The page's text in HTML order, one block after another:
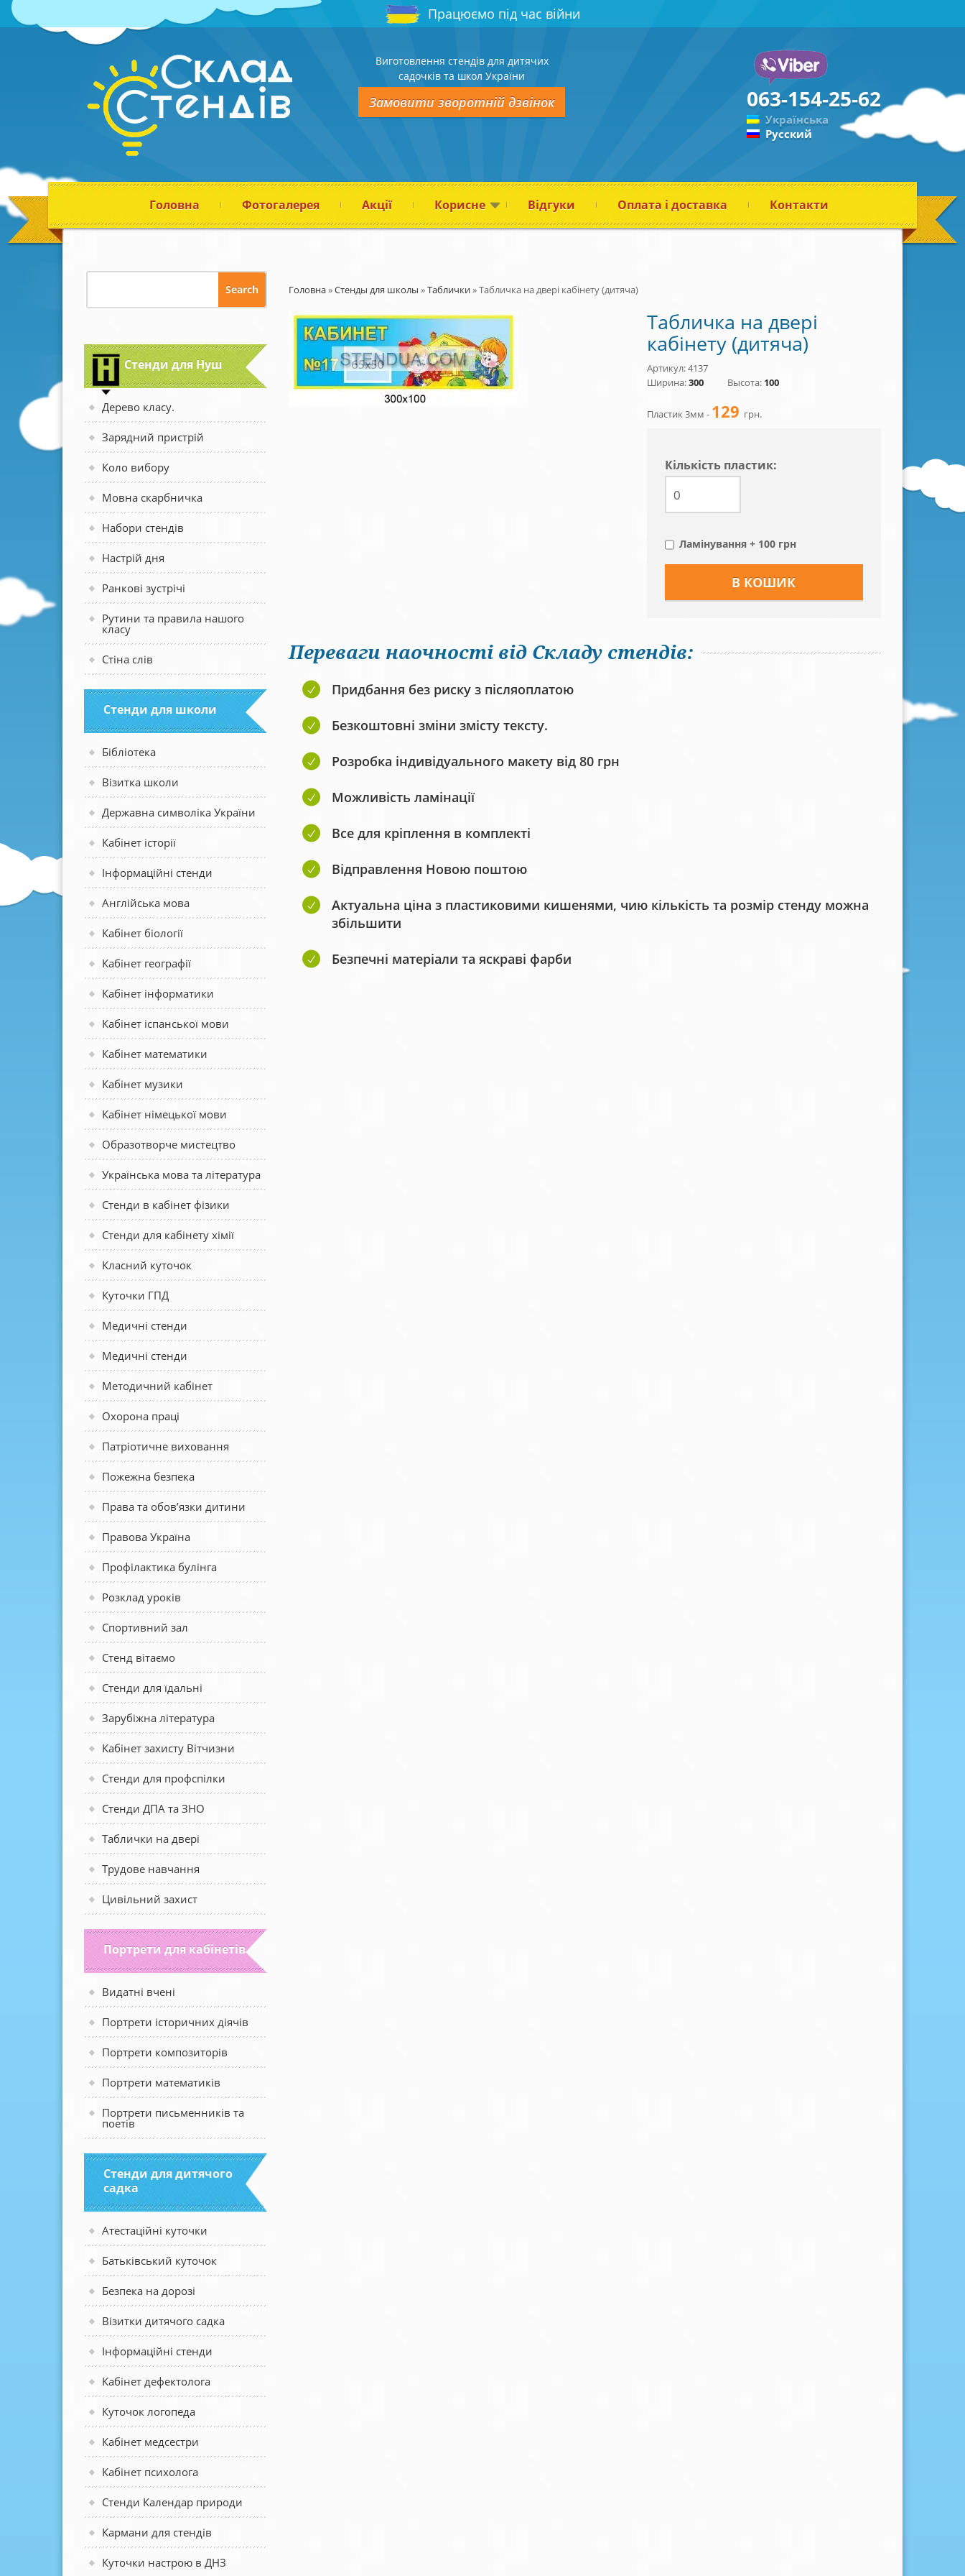
Працюємо під час війни
Виготовлення стендів для дитячих
садочків та школ України
Замовити зворотній дзвінок 063-154-25-62
Українська
Русский
Головна Фотогалерея Акції Корисне Відгуки Оплата і доставка Контакти
Стенди для Нуш
Дерево класу.
Зарядний пристрій
Коло вибору
Мовна скарбничка
Набори стендів
Настрій дня
Ранкові зустрічі
Рутини та правила нашого
класу
Стіна слів
Стенди для школи
Бібліотека
Візитка школи
Державна символіка України
Кабінет історії
Інформаційні стенди
Англійська мова
Кабінет біології
Кабінет географії
Кабінет інформатики
Кабінет іспанської мови
Кабінет математики
Кабінет музики
Кабінет німецької мови
Образотворче мистецтво
Українська мова та література
Стенди в кабінет фізики
Стенди для кабінету хімії
Класний куточок
Куточки ГПД
Медичні стенди
Медичні стенди
Методичний кабінет
Охорона праці
Патріотичне виховання
Пожежна безпека
Права та обов’язки дитини
Правова Україна
Профілактика булінга
Розклад уроків
Спортивний зал
Стенд вітаємо
Стенди для їдальні
Зарубіжна література
Кабінет захисту Вітчизни
Стенди для профспілки
Стенди ДПА та ЗНО
Таблички на двері
Трудове навчання
Цивільний захист
Портрети для кабінетів
Видатні вчені
Портрети історичних діячів
Портрети композиторів
Портрети математиків
Портрети письменників та
поетів
Стенди для дитячого
садка
Атестаційні куточки
Батьківський куточок
Безпека на дорозі
Візитки дитячого садка
Інформаційні стенди
Кабінет дефектолога
Куточок логопеда
Кабінет медсестри
Кабінет психолога
Стенди Календар природи
Кармани для стендів
Куточки настрою в ДНЗ
Головна»Стенды для школы »Таблички»Табличка на двері кабінету (дитяча)
Табличка на двері
кабінету (дитяча)
Артикул: 4137
Ширина:300 Высота: 100
Пластик 3мм - 129 грн.
Кiлькiсть пластик:
Ламінування + 100 грн
Переваги наочності від Складу стендів:
Придбання без риску з післяоплатою
Безкоштовні зміни змісту тексту.
Розробка індивідуального макету від 80 грн
Можливість ламінації
Все для кріплення в комплекті
Відправлення Новою поштою
Актуальна ціна з пластиковими кишенями, чию кількість та розмір стенду можна
збільшити
Безпечні матеріали та яскраві фарби